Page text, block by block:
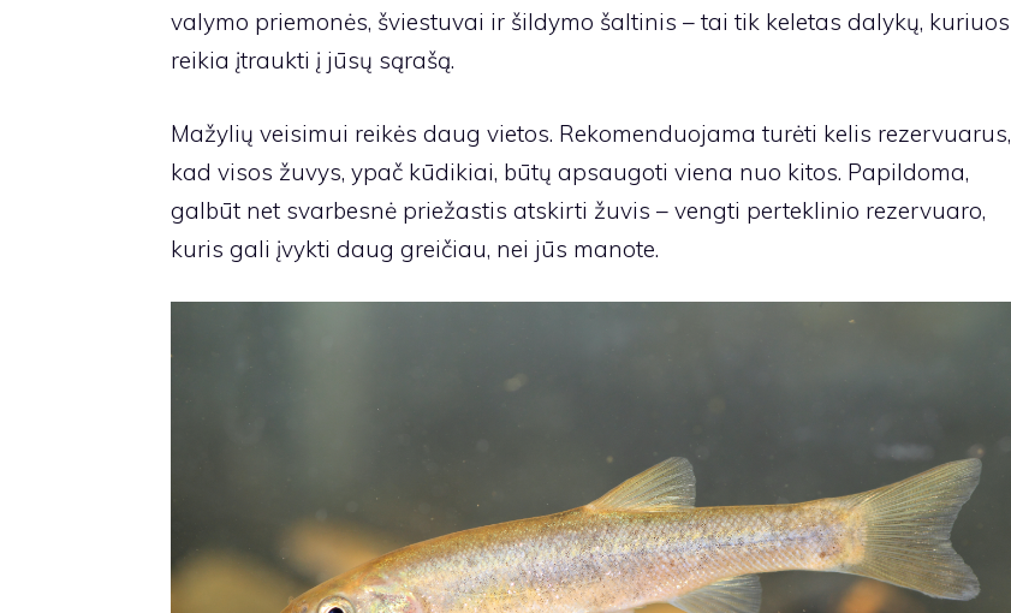
valymo priemonės, šviestuvai ir šildymo šaltinis – tai tik keletas dalykų, kuriuos
reikia įtraukti į jūsų sąrašą.
Mažylių veisimui reikės daug vietos. Rekomenduojama turėti kelis rezervuarus,
kad visos žuvys, ypač kūdikiai, būtų apsaugoti viena nuo kitos. Papildoma,
galbūt net svarbesnė priežastis atskirti žuvis – vengti perteklinio rezervuaro,
kuris gali įvykti daug greičiau, nei jūs manote.